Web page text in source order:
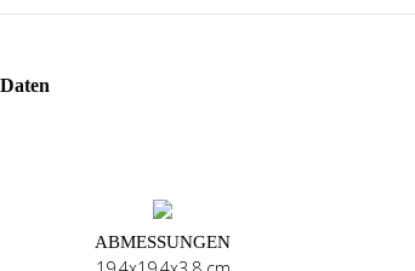
Daten
ABMESSUNGEN